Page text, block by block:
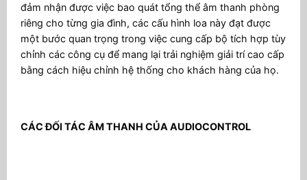
đảm nhận được việc bao quát tổng thể âm thanh phòng
riêng cho từng gia đình, các cấu hình loa này đạt được
một bước quan trọng trong việc cung cấp bộ tích hợp tùy
chỉnh các công cụ để mang lại trải nghiệm giải trí cao cấp
bằng cách hiệu chỉnh hệ thống cho khách hàng của họ.
CÁC ĐỐI TÁC ÂM THANH CỦA AUDIOCONTROL